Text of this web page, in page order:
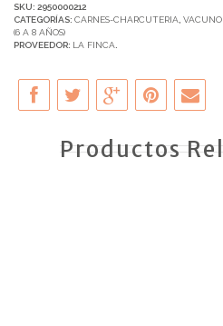
SKU: 2950000212
CATEGORÍAS: CARNES-CHARCUTERIA
(6 A 8 AÑOS)
PROVEEDOR: LA FINCA
Productos